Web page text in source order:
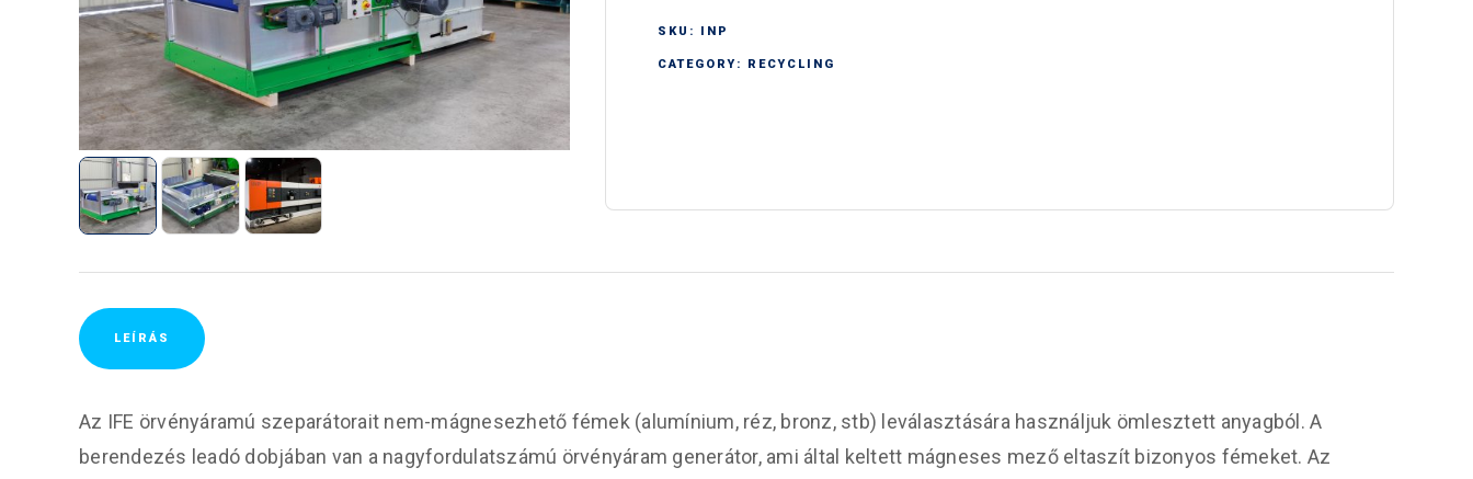
SKU: INP
CATEGORY: RECYCLING
LEÍRÁS
Az IFE örvényáramú szeparátorait nem-mágnesezhető fémek (alumínium, réz, bronz, stb) leválasztására használjuk ömlesztett anyagból. A
berendezés leadó dobjában van a nagyfordulatszámú örvényáram generátor, ami által keltett mágneses mező eltaszít bizonyos fémeket. Az